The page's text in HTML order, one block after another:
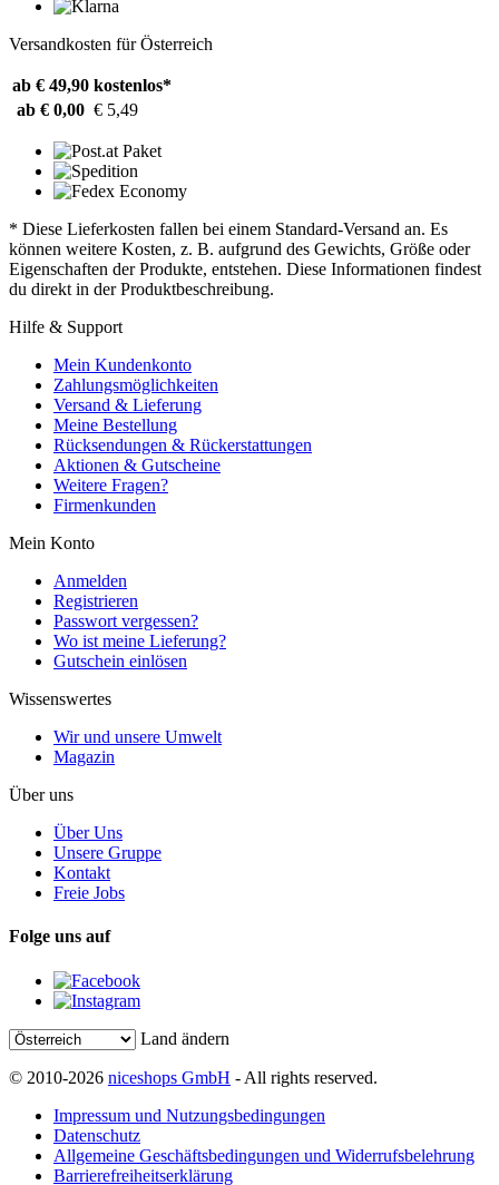
Versandkosten für Österreich
ab € 49,90 kostenlos*
ab € 0,00 € 5,49
* Diese Lieferkosten fallen bei einem Standard-Versand an. Es
können weitere Kosten, z. B. aufgrund des Gewichts, Größe oder
Eigenschaften der Produkte, entstehen. Diese Informationen findest
du direkt in der Produktbeschreibung.
Hilfe & Support
Mein Kundenkonto
Zahlungsmöglichkeiten
Versand & Lieferung
Meine Bestellung
Rücksendungen & Rückerstattungen
Aktionen & Gutscheine
Weitere Fragen?
Firmenkunden
Mein Konto
Anmelden
Registrieren
Passwort vergessen?
Wo ist meine Lieferung?
Gutschein einlösen
Wissenswertes
Wir und unsere Umwelt
Magazin
Über uns
Über Uns
Unsere Gruppe
Kontakt
Freie Jobs
Folge uns auf
Land ändern
© 2010-2026 niceshops GmbH - All rights reserved.
Impressum und Nutzungsbedingungen
Datenschutz
Allgemeine Geschäftsbedingungen und Widerrufsbelehrung
Barrierefreiheitserklärung